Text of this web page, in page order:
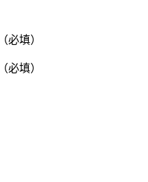
必填）
必填）